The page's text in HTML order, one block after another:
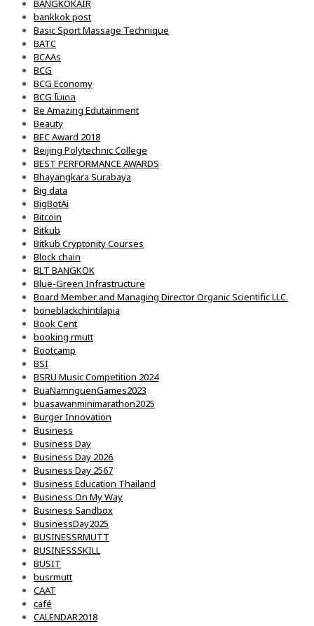
BANGKOKAIR
bankkok post
Basic Sport Massage Technique
BATC
BCAAs
BCG
BCG Economy
BCG โมเดล
Be Amazing Edutainment
Beauty
BEC Award 2018
Beijing Polytechnic College
BEST PERFORMANCE AWARDS
Bhayangkara Surabaya
Big data
BigBotAi
Bitcoin
Bitkub
Bitkub Cryptonity Courses
Block chain
BLT BANGKOK
Blue-Green Infrastructure
Board Member and Managing Director Organic Scientific LLC.
boneblackchintilapia
Book Cent
booking rmutt
Bootcamp
BSI
BSRU Music Competition 2024
BuaNamnguenGames2023
buasawanminimarathon2025
Burger Innovation
Business
Business Day
Business Day 2026
Business Day 2567
Business Education Thailand
Business On My Way
Business Sandbox
BusinessDay2025
BUSINESSRMUTT
BUSINESSSKILL
BUSIT
busrmutt
CAAT
café
CALENDAR2018